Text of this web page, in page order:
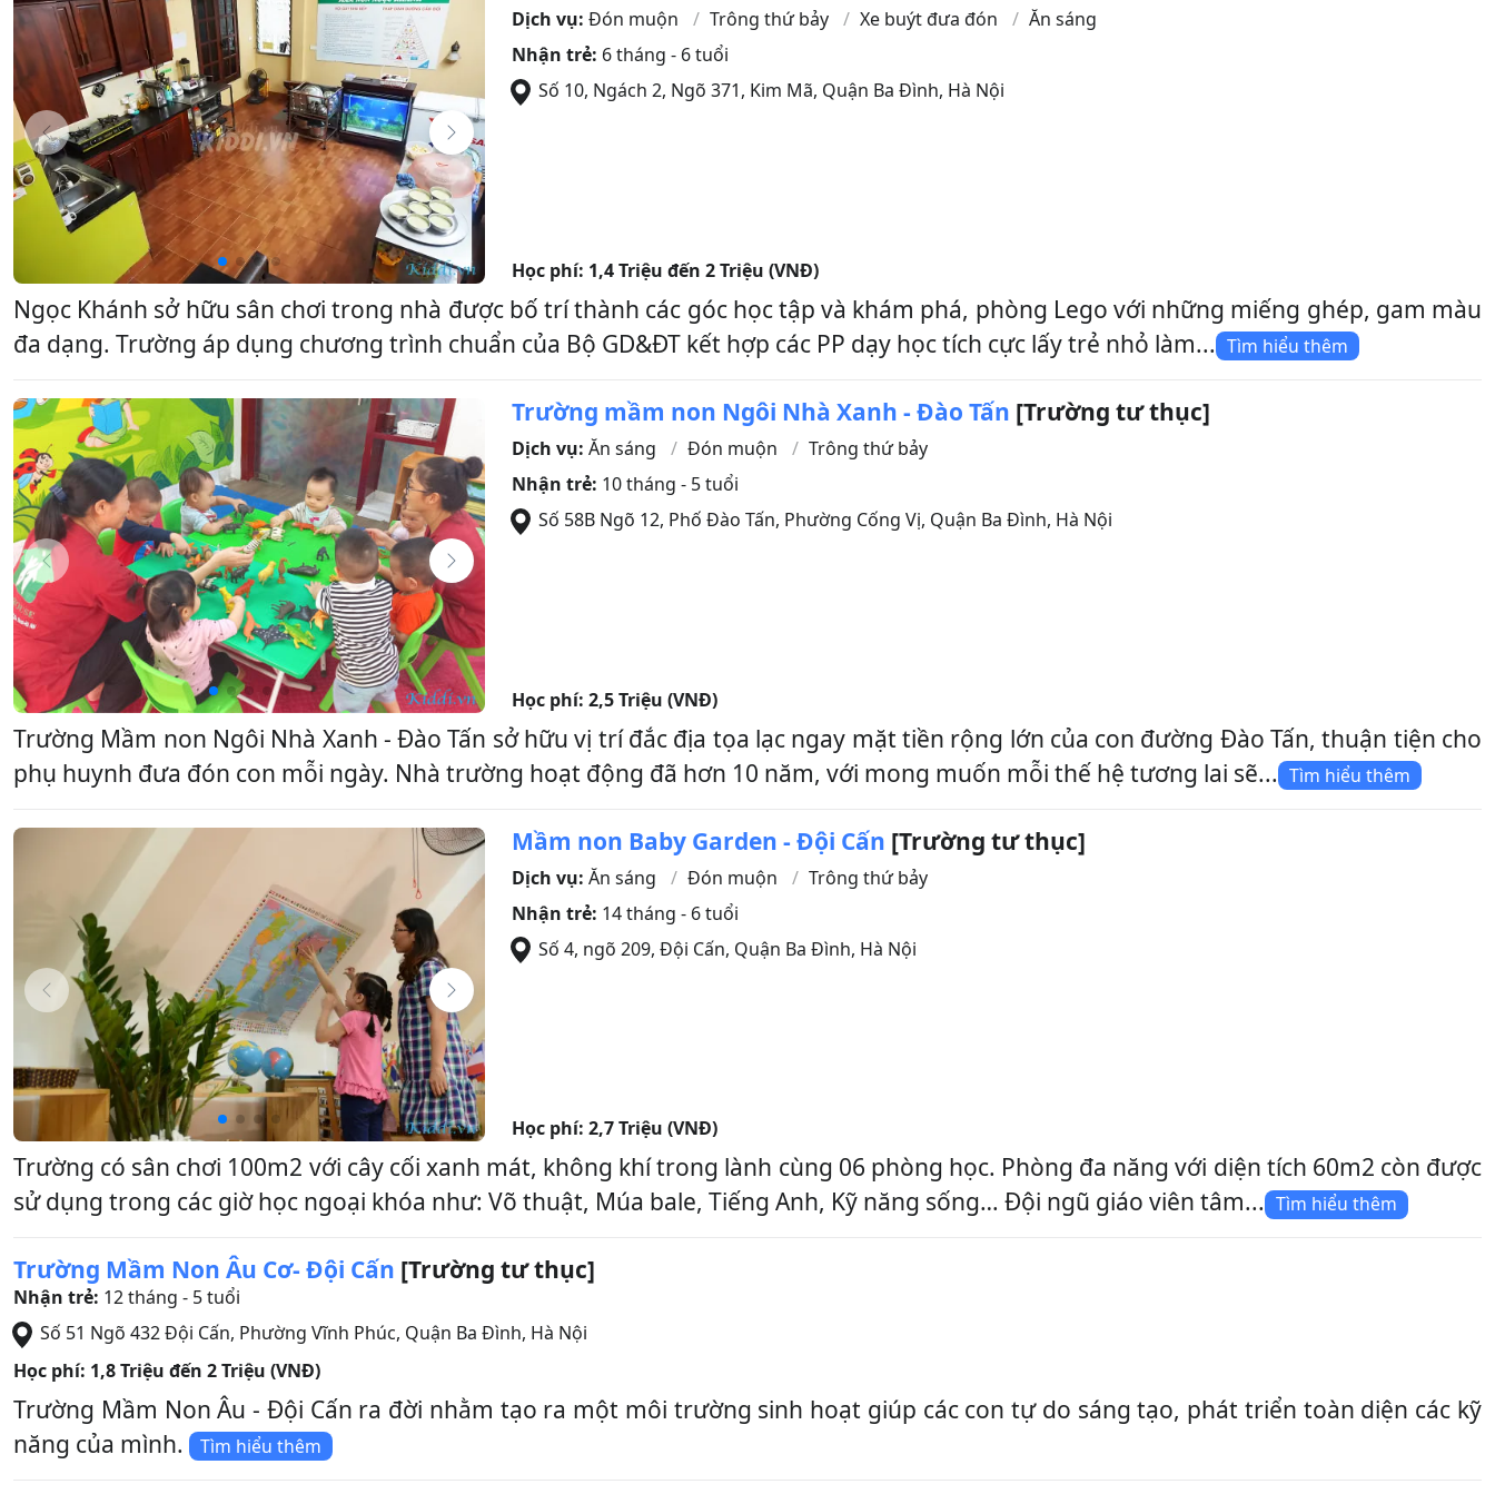
Dịch vụ: Đón muộn Trông thứ bảy Xe buýt đưa đón
Ăn sáng
Nhận trẻ: 6 tháng - 6 tuổi
Số 10, Ngách 2, Ngõ 371, Kim Mã, Quận Ba Đình, Hà Nội
Học phí: 1,4 Triệu đến 2 Triệu (VNĐ)
Ngọc Khánh sở hữu sân chơi trong nhà được bố trí thành các góc học tập và khám phá, phòng Lego với những miếng ghép, gam màu
đa dạng. Trường áp dụng chương trình chuẩn của Bộ GD&ĐT kết hợp các PP dạy học tích cực lấy trẻ nhỏ làm... Tìm hiểu thêm
Trường mầm non Ngôi Nhà Xanh - Đào Tấn [Trường tư thục]
Dịch vụ: Ăn sáng Đón muộn
Trông thứ bảy
Nhận trẻ: 10 tháng - 5 tuổi
Số 58B Ngõ 12, Phố Đào Tấn, Phường Cống Vị, Quận Ba Đình, Hà Nội
Học phí: 2,5 Triệu (VNĐ)
Trường Mầm non Ngôi Nhà Xanh - Đào Tấn sở hữu vị trí đắc địa tọa lạc ngay mặt tiền rộng lớn của con đường Đào Tấn, thuận tiện cho
phụ huynh đưa đón con mỗi ngày. Nhà trường hoạt động đã hơn 10 năm, với mong muốn mỗi thế hệ tương lai sẽ... Tìm hiểu thêm
Mầm non Baby Garden - Đội Cấn [Trường tư thục]
Dịch vụ: Ăn sáng Đón muộn
Trông thứ bảy
Nhận trẻ: 14 tháng - 6 tuổi
Số 4, ngõ 209, Đội Cấn, Quận Ba Đình, Hà Nội
Học phí: 2,7 Triệu (VNĐ)
Trường có sân chơi 100m2 với cây cối xanh mát, không khí trong lành cùng 06 phòng học. Phòng đa năng với diện tích 60m2 còn được
sử dụng trong các giờ học ngoại khóa như: Võ thuật, Múa bale, Tiếng Anh, Kỹ năng sống… Đội ngũ giáo viên tâm... Tìm hiểu thêm
Trường Mầm Non Âu Cơ- Đội Cấn [Trường tư thục]
Nhận trẻ: 12 tháng - 5 tuổi
Số 51 Ngõ 432 Đội Cấn, Phường Vĩnh Phúc, Quận Ba Đình, Hà Nội
Học phí: 1,8 Triệu đến 2 Triệu (VNĐ)
Trường Mầm Non Âu - Đội Cấn ra đời nhằm tạo ra một môi trường sinh hoạt giúp các con tự do sáng tạo, phát triển toàn diện các kỹ
năng của mình.
Tìm hiểu thêm